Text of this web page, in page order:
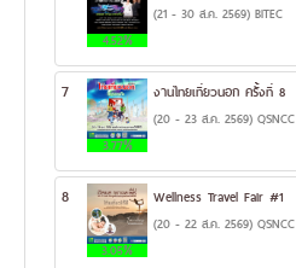
4.52%
(21 - 30 ส.ค. 2569) BITEC
7
3.77%
งานไทยเที่ยวนอก ครั้งที่ 8
(20 - 23 ส.ค. 2569) QSNCC
8
3.05%
Wellness Travel Fair #1
(20 - 22 ส.ค. 2569) QSNCC